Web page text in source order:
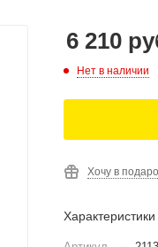
6 210
Нет в наличии
Хочу в
Характеристики